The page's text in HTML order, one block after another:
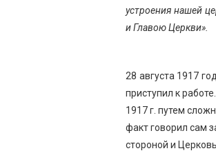
устроения нашей
и Главою Церкви».
28 августа 1917
приступил к
1917 г. путем
факт говорил сам
стороной и Церковь.